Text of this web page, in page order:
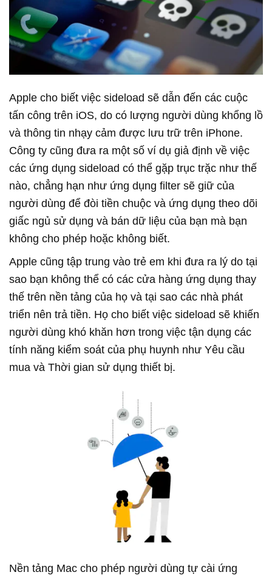
Apple cho biết việc sideload sẽ dẫn đến các cuộc
tấn công trên iOS, do có lượng người dùng khổng lồ
và thông tin nhạy cảm được lưu trữ trên iPhone.
Công ty cũng đưa ra một số ví dụ giả định về việc
các ứng dụng sideload có thể gặp trục trặc như thế
nào, chẳng hạn như ứng dụng filter sẽ giữ của
người dùng để đòi tiền chuộc và ứng dụng theo dõi
giấc ngủ sử dụng và bán dữ liệu của bạn mà bạn
không cho phép hoặc không biết.
Apple cũng tập trung vào trẻ em khi đưa ra lý do tại
sao bạn không thể có các cửa hàng ứng dụng thay
thế trên nền tảng của họ và tại sao các nhà phát
triển nên trả tiền. Họ cho biết việc sideload sẽ khiến
người dùng khó khăn hơn trong việc tận dụng các
tính năng kiểm soát của phụ huynh như Yêu cầu
mua và Thời gian sử dụng thiết bị.
Nền tảng Mac cho phép người dùng tự cài ứng